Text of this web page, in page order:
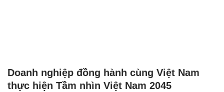
Doanh nghiệp đồng hành cùng Việt Nam
thực hiện Tầm nhìn Việt Nam 2045